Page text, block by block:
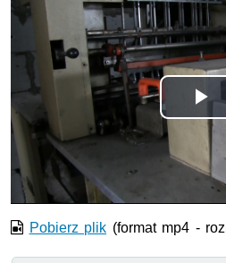
Pobierz plik (format mp4 -